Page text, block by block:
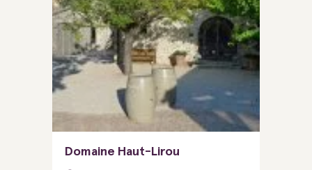
Domaine Haut-Lirou